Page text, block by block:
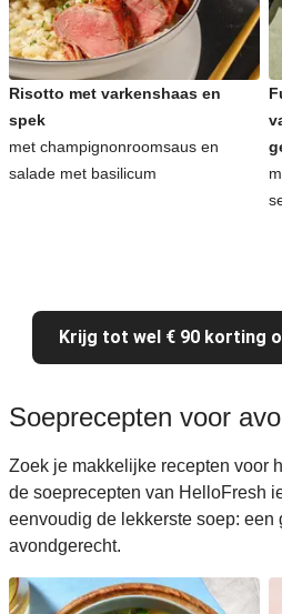
Risotto met varkenshaas en
spek
met champignonroomsaus en
salade met basilicum
Krijg tot wel € 90 korting
Soeprecepten voor
Zoek je makkelijke recepten voor
de soeprecepten van HelloFresh
eenvoudig de lekkerste soep: een
avondgerecht.